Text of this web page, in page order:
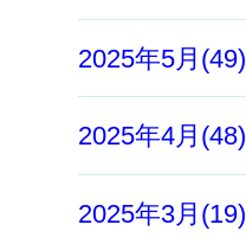
2025年5月(49)
2025年4月(48)
2025年3月(19)